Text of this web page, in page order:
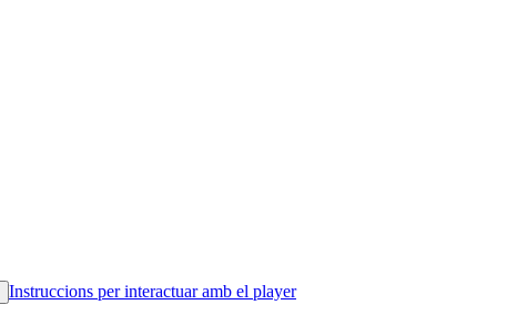
Instruccions per interactuar amb el player